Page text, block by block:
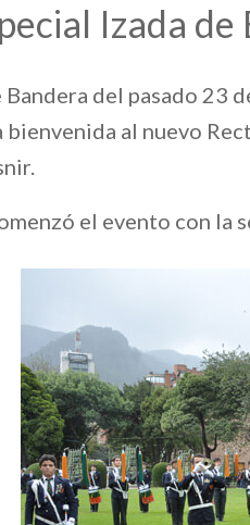
Izada de
Bandera del pasado 23
bienvenida al nuevo
el evento con la